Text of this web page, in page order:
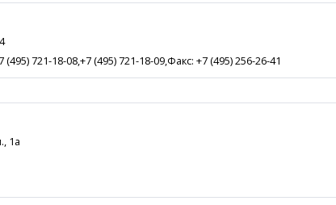
(495) 721-18-08,+7 (495) 721-18-09,Факс: +7 (495) 256-26-41
1а